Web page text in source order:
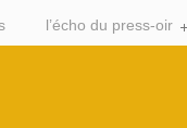
l’écho du press-oir